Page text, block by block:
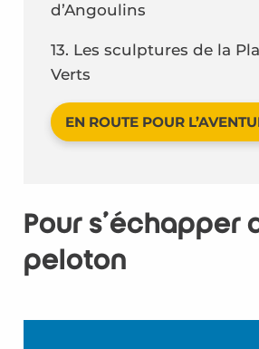
d’Angoulins
13. Les sculptures de la
Verts
EN ROUTE POUR
Pour s’échapper
peloton